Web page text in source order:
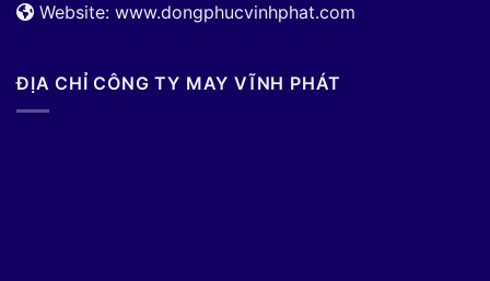
Website: www.dongphucvinhphat.com
ĐỊA CHỈ CÔNG TY MAY VĨNH PHÁT